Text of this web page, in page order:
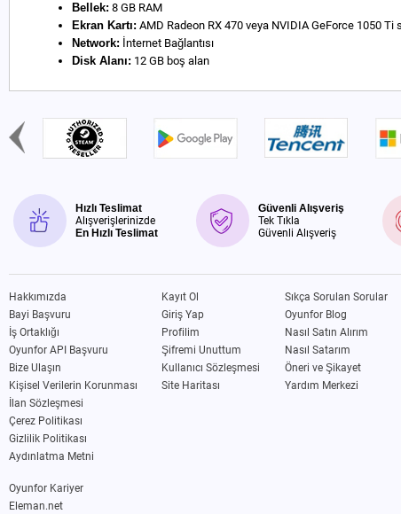
Bellek: 8 GB RAM
Ekran Kartı: AMD Radeon RX 470 veya NVIDIA GeForce 1050 Ti
Network: İnternet Bağlantısı
Disk Alanı: 12 GB boş alan
Hızlı Teslimat
Alışverişlerinizde
En Hızlı Teslimat
Güvenli Alışveriş
Tek Tıkla
Güvenli Alışveriş
Hakkımızda
Bayi Başvuru
İş Ortaklığı
Oyunfor API Başvuru
Bize Ulaşın
Kişisel Verilerin Korunması
İlan Sözleşmesi
Çerez Politikası
Gizlilik Politikası
Aydınlatma Metni
Kayıt Ol
Giriş Yap
Profilim
Şifremi Unuttum
Kullanıcı Sözleşmesi
Site Haritası
Sıkça Sorulan Sorular
Oyunfor Blog
Nasıl Satın Alırım
Nasıl Satarım
Öneri ve Şikayet
Yardım Merkezi
Oyunfor Kariyer
Eleman.net